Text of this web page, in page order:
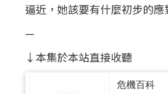
逼近，她該要有什麼初步的應
—
↓本集於本站直接收聽